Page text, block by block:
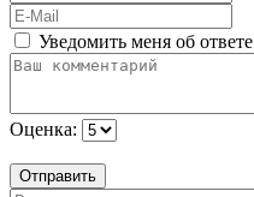
Уведомить меня об ответе
Оценка:
Отправить